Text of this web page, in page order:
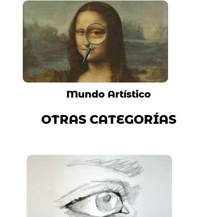
Mundo Artístico
OTRAS CATEGORÍAS